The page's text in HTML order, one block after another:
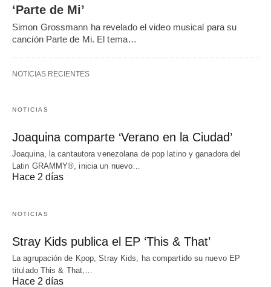
‘Parte de Mi’
Simon Grossmann ha revelado el video musical para su
canción Parte de Mi. El tema…
NOTICIAS RECIENTES
NOTICIAS
Joaquina comparte ‘Verano en la Ciudad’
Joaquina, la cantautora venezolana de pop latino y ganadora del
Latin GRAMMY®, inicia un nuevo…
Hace 2 días
NOTICIAS
Stray Kids publica el EP ‘This & That’
La agrupación de Kpop, Stray Kids, ha compartido su nuevo EP
titulado This & That,…
Hace 2 días